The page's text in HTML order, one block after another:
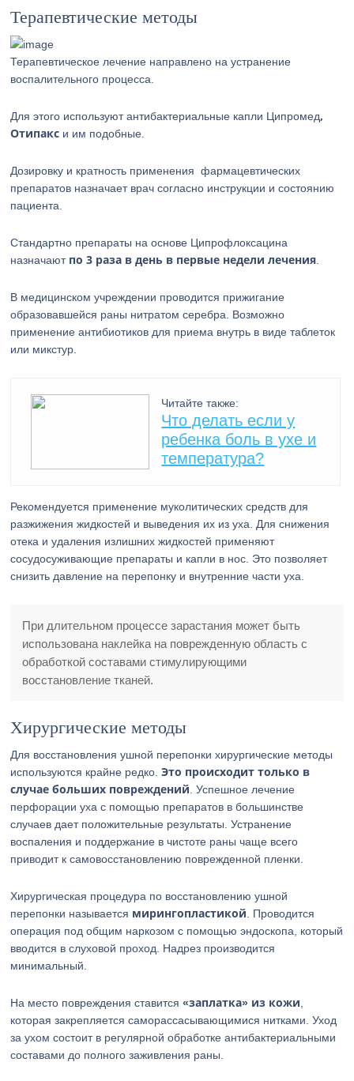
Терапевтические методы
Терапевтическое лечение направлено на устранение
воспалительного процесса.
Для этого используют антибактериальные капли Ципромед,
Отипакс и им подобные.
Дозировку и кратность применения фармацевтических
препаратов назначает врач согласно инструкции и состоянию
пациента.
Стандартно препараты на основе Ципрофлоксацина
назначают по 3 раза в день в первые недели лечения
В медицинском учреждении проводится прижигание
образовавшейся раны нитратом серебра. Возможно
применение антибиотиков для приема внутрь в виде таблеток
или микстур.
Читайте также:
Что делать если у
ребенка боль в ухе и
температура?
Рекомендуется применение муколитических средств для
разжижения жидкостей и выведения их из уха. Для снижения
отека и удаления излишних жидкостей применяют
сосудосуживающие препараты и капли в нос. Это позволяет
снизить давление на перепонку и внутренние части уха.
При длительном процессе зарастания может быть
использована наклейка на поврежденную область с
обработкой составами стимулирующими
восстановление тканей.
Хирургические методы
Для восстановления ушной перепонки хирургические методы
используются крайне редко.Это происходит только в
случае больших повреждений . Успешное лечение
перфорации уха с помощью препаратов в большинстве
случаев дает положительные результаты. Устранение
воспаления и поддержание в чистоте раны чаще всего
приводит к самовосстановлению поврежденной пленки.
Хирургическая процедура по восстановлению ушной
перепонки называется мирингопластикой . Проводится
операция под общим наркозом с помощью эндоскопа, который
вводится в слуховой проход. Надрез производится
минимальный.
На место повреждения ставится«заплатка» из кожи
которая закрепляется саморассасывающимися нитками. Уход
за ухом состоит в регулярной обработке антибактериальными
составами до полного заживления раны.